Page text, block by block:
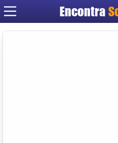
Encontra